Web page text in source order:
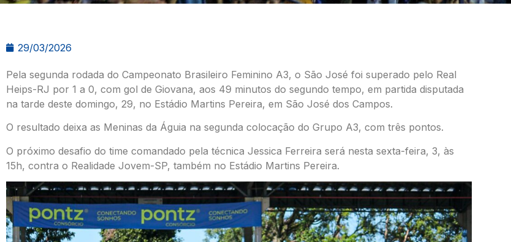
29/03/2026
Pela segunda rodada do Campeonato Brasileiro Feminino A3, o São José foi superado pelo Real
Heips-RJ por 1 a 0, com gol de Giovana, aos 49 minutos do segundo tempo, em partida disputada
na tarde deste domingo, 29, no Estádio Martins Pereira, em São José dos Campos.
O resultado deixa as Meninas da Águia na segunda colocação do Grupo A3, com três pontos.
O próximo desafio do time comandado pela técnica Jessica Ferreira será nesta sexta-feira, 3, às
15h, contra o Realidade Jovem-SP, também no Estádio Martins Pereira.